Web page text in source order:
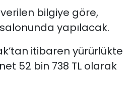
verilen bilgiye göre,
yapılacak.
itibaren yürürlükte
52 bin 738 TL olarak